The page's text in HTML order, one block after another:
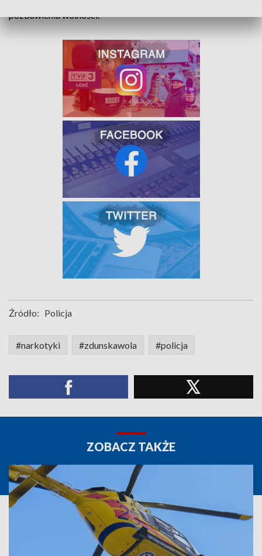
pozbawienia wolności.
Źródło: Policja
#narkotyki #zdunskawola #policja
ZOBACZ TAKŻE